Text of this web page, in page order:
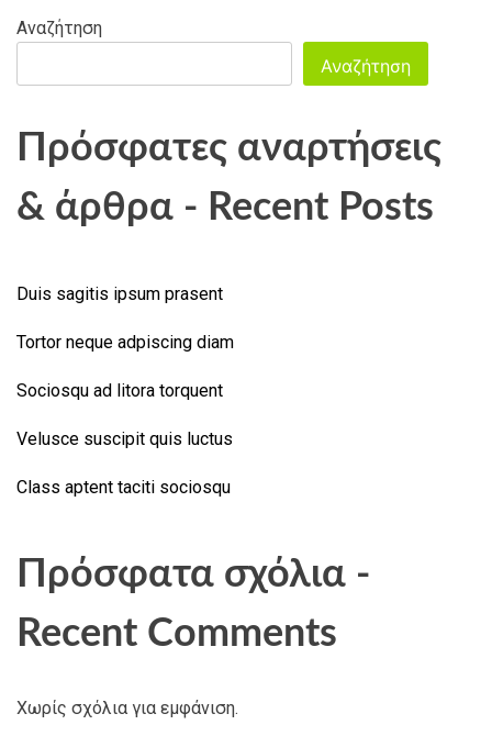
Αναζήτηση
Αναζήτηση
Πρόσφατες αναρτήσεις
& άρθρα - Recent Posts
Duis sagitis ipsum prasent
Tortor neque adpiscing diam
Sociosqu ad litora torquent
Velusce suscipit quis luctus
Class aptent taciti sociosqu
Πρόσφατα σχόλια -
Recent Comments
Χωρίς σχόλια για εμφάνιση.